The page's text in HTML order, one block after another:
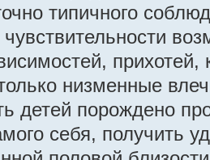
типичного
прихотей,
низменные
детей порождено
себя, получить